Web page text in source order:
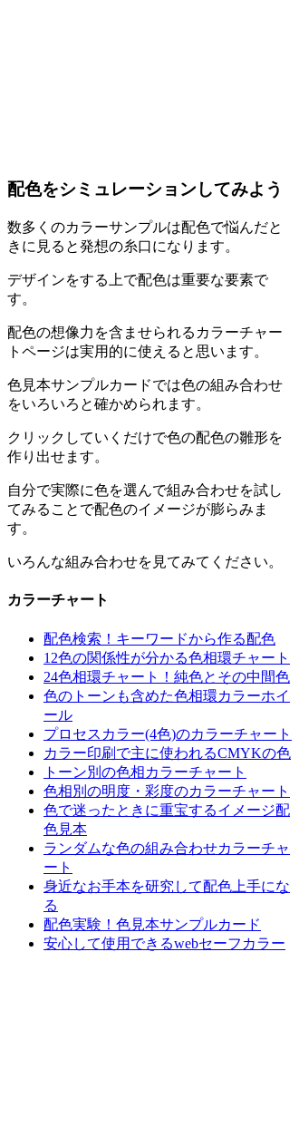
配色をシミュレーションしてみよう
数多くのカラーサンプルは配色で悩んだと
きに見ると発想の糸口になります。
デザインをする上で配色は重要な要素で
す。
配色の想像力を含ませられるカラーチャー
トページは実用的に使えると思います。
色見本サンプルカードでは色の組み合わせ
をいろいろと確かめられます。
クリックしていくだけで色の配色の雛形を
作り出せます。
自分で実際に色を選んで組み合わせを試し
てみることで配色のイメージが膨らみま
す。
いろんな組み合わせを見てみてください。
カラーチャート
配色検索！キーワードから作る配色
12色の関係性が分かる色相環チャート
24色相環チャート！純色とその中間色
色のトーンも含めた色相環カラーホイ
ール
プロセスカラー(4色)のカラーチャート
カラー印刷で主に使われるCMYKの色
トーン別の色相カラーチャート
色相別の明度・彩度のカラーチャート
色で迷ったときに重宝するイメージ配
色見本
ランダムな色の組み合わせカラーチャ
ート
身近なお手本を研究して配色上手にな
る
配色実験！色見本サンプルカード
安心して使用できるwebセーフカラー